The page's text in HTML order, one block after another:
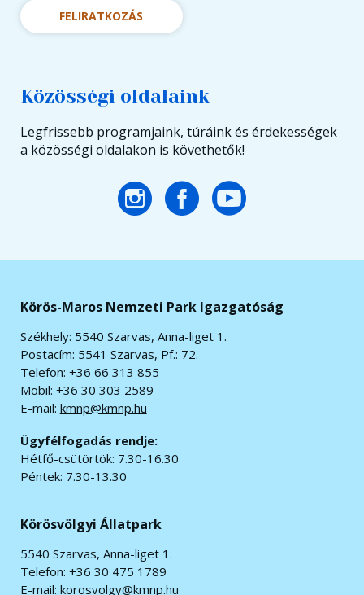
FELIRATKOZÁS
Közösségi oldalaink
Legfrissebb programjaink, túráink és érdekességek
a közösségi oldalakon is követhetők!
Körös-Maros Nemzeti Park Igazgatóság
Székhely: 5540 Szarvas, Anna-liget 1.
Postacím: 5541 Szarvas, Pf.: 72.
Telefon: +36 66 313 855
Mobil: +36 30 303 2589
E-mail: kmnp@kmnp.hu
Ügyfélfogadás rendje:
Hétfő-csütörtök: 7.30-16.30
Péntek: 7.30-13.30
Körösvölgyi Állatpark
5540 Szarvas, Anna-liget 1.
Telefon: +36 30 475 1789
E-mail: korosvolgy@kmnp.hu